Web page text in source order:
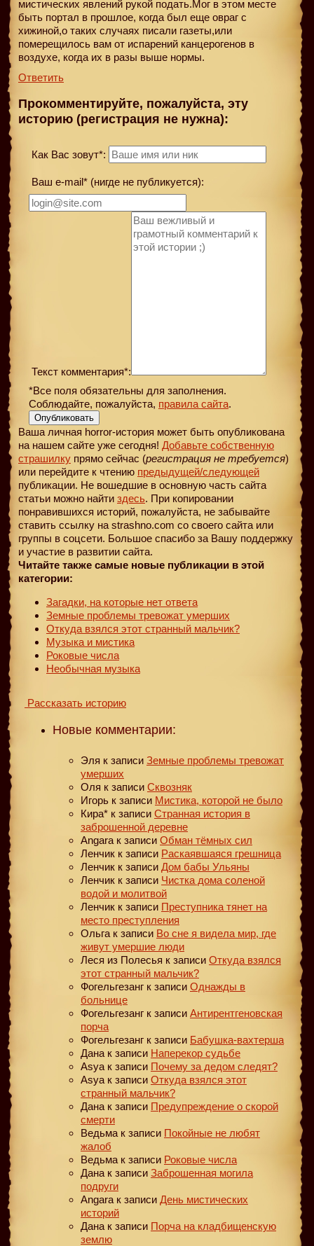
мистических явлений рукой подать.Мог в этом месте
быть портал в прошлое, когда был еще овраг с
хижиной,о таких случаях писали газеты,или
померещилось вам от испарений канцерогенов в
воздухе, когда их в разы выше нормы.
Ответить
Прокомментируйте, пожалуйста, эту
историю (регистрация не нужна):
Как Вас зовут*:
Ваш e-mail* (нигде не публикуется):
Текст комментария*:
*Все поля обязательны для заполнения.
Соблюдайте, пожалуйста, правила сайта.
Опубликовать
Ваша личная horror-история может быть опубликована
на нашем сайте уже сегодня! Добавьте собственную
страшилку прямо сейчас (регистрация не требуется)
или перейдите к чтению предыдущей/следующей
публикации. Не вошедшие в основную часть сайта
статьи можно найти здесь. При копировании
понравившихся историй, пожалуйста, не забывайте
ставить ссылку на strashno.com со своего сайта или
группы в соцсети. Большое спасибо за Вашу поддержку
и участие в развитии сайта.
Читайте также самые новые публикации в этой
категории:
Загадки, на которые нет ответа
Земные проблемы тревожат умерших
Откуда взялся этот странный мальчик?
Музыка и мистика
Роковые числа
Необычная музыка
Рассказать историю
Новые комментарии:
Эля к записи Земные проблемы тревожат
умерших
Оля к записи Сквозняк
Игорь к записи Мистика, которой не было
Кира* к записи Странная история в
заброшенной деревне
Angara к записи Обман тёмных сил
Ленчик к записи Раскаявшаяся грешница
Ленчик к записи Дом бабы Ульяны
Ленчик к записи Чистка дома соленой
водой и молитвой
Ленчик к записи Преступника тянет на
место преступления
Ольга к записи Во сне я видела мир, где
живут умершие люди
Леся из Полесья к записи Откуда взялся
этот странный мальчик?
Фогельгезанг к записи Однажды в
больнице
Фогельгезанг к записи Антирентгеновская
порча
Фогельгезанг к записи Бабушка-вахтерша
Дана к записи Наперекор судьбе
Asya к записи Почему за дедом следят?
Asya к записи Откуда взялся этот
странный мальчик?
Дана к записи Предупреждение о скорой
смерти
Ведьма к записи Покойные не любят
жалоб
Ведьма к записи Роковые числа
Дана к записи Заброшенная могила
подруги
Angara к записи День мистических
историй
Дана к записи Порча на кладбищенскую
землю